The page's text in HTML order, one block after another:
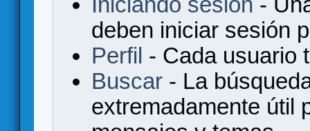
deben iniciar sesión
Perfil - Cada usuario
Buscar - La
extremadamente útil